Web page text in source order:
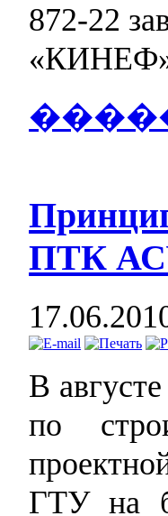
872-22
ПТК
В
по
ГТУ на